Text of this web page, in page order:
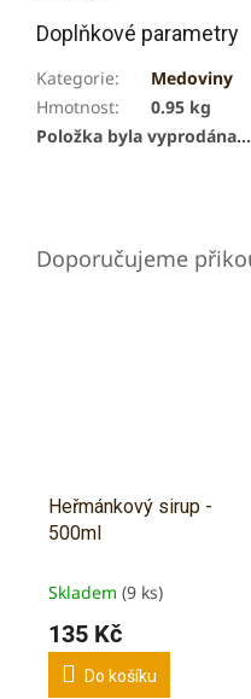
Doplňkové parametry
Kategorie:
Medoviny
Hmotnost:
0.95 kg
Položka byla vyprodána…
Heřmánkový sirup -
500ml
Skladem (9 ks)
135 Kč
Do košíku